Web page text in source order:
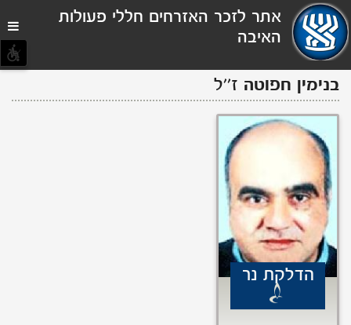
תפריט
נגישות
אתר לזכר האזרחים חללי פעולות
האיבה
בנימין חפוטה ז''ל
הדלקת נר